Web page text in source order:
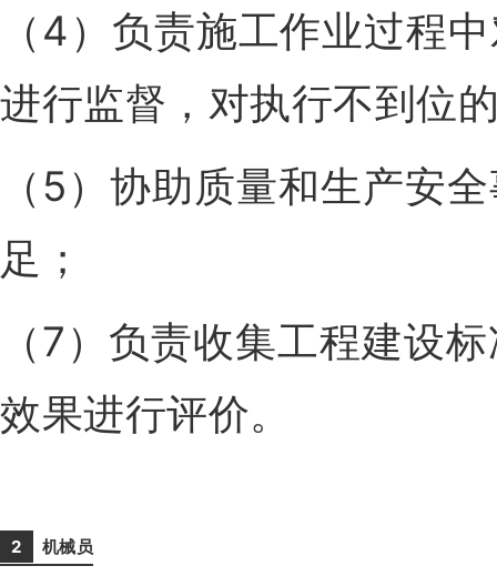
（4）负责施工作业过程
进行监督，对执行不到位
（5）协助质量和生产安
足；
（7）负责收集工程建设
效果进行评价。
2 机械员